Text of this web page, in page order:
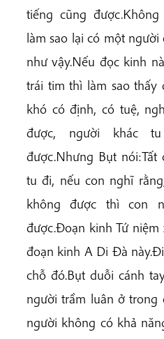
tiếng cũng
làm sao lại có một
như vậy.Nếu đọc kinh
trái tim thì làm sao thấy
khó có định, có tuệ,
được, người khác
được.Nhưng Bụt nói:Tất
tu đi, nếu con nghĩ
không được thì con
được.Đoạn kinh Tứ
đoạn kinh A Di Đà
chỗ đó.Bụt duỗi cánh
người trầm luân ở trong
người không có khả